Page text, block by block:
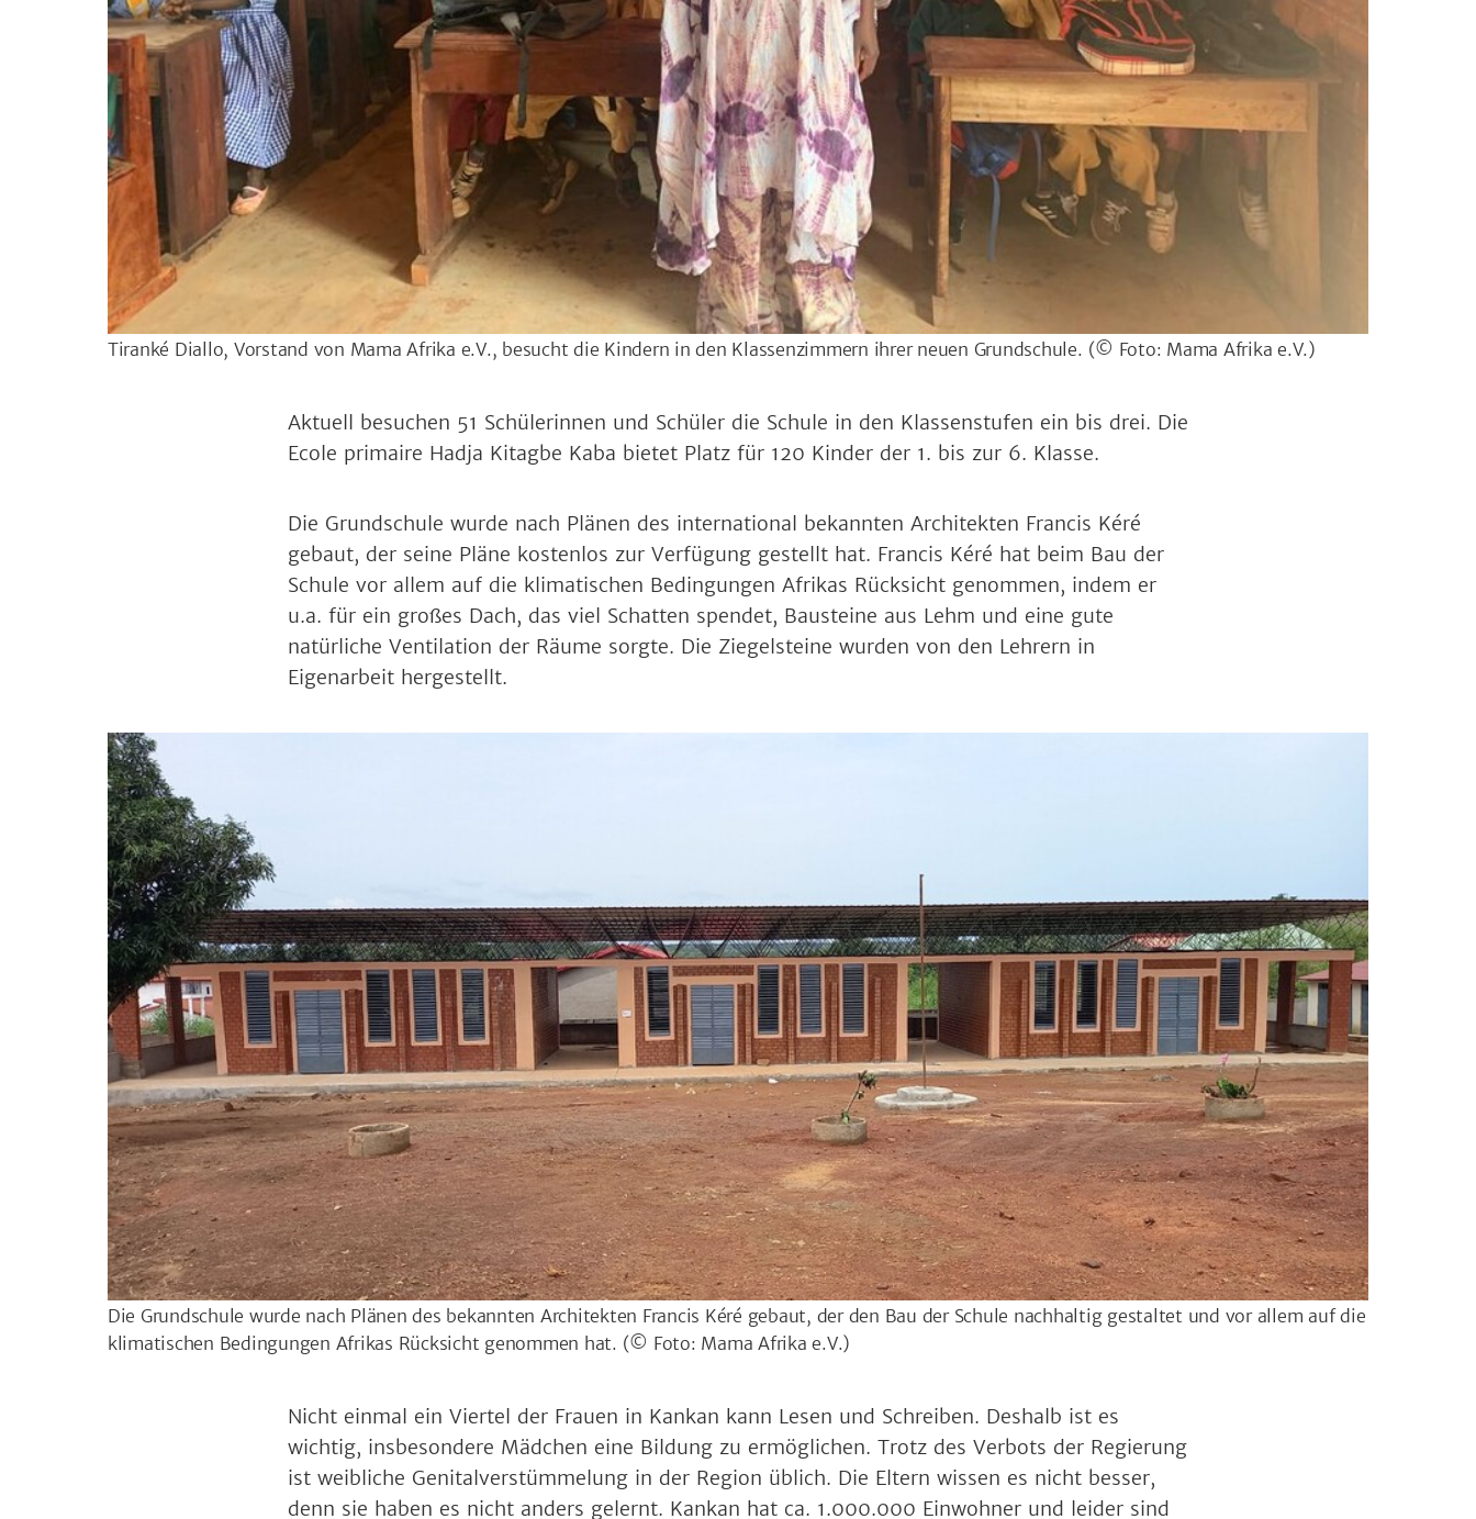
Tiranké Diallo, Vorstand von Mama Afrika e.V., besucht die Kindern in den Klassenzimmern ihrer neuen Grundschule. (© Foto: Mama Afrika e.V.)
Aktuell besuchen 51 Schülerinnen und Schüler die Schule in den Klassenstufen ein bis drei. Die
Ecole primaire Hadja Kitagbe Kaba bietet Platz für 120 Kinder der 1. bis zur 6. Klasse.
Die Grundschule wurde nach Plänen des international bekannten Architekten Francis Kéré
gebaut, der seine Pläne kostenlos zur Verfügung gestellt hat. Francis Kéré hat beim Bau der
Schule vor allem auf die klimatischen Bedingungen Afrikas Rücksicht genommen, indem er
u.a. für ein großes Dach, das viel Schatten spendet, Bausteine aus Lehm und eine gute
natürliche Ventilation der Räume sorgte. Die Ziegelsteine wurden von den Lehrern in
Eigenarbeit hergestellt.
Die Grundschule wurde nach Plänen des bekannten Architekten Francis Kéré gebaut, der den Bau der Schule nachhaltig gestaltet und vor allem auf die
klimatischen Bedingungen Afrikas Rücksicht genommen hat. (© Foto: Mama Afrika e.V.)
Nicht einmal ein Viertel der Frauen in Kankan kann Lesen und Schreiben. Deshalb ist es
wichtig, insbesondere Mädchen eine Bildung zu ermöglichen. Trotz des Verbots der Regierung
ist weibliche Genitalverstümmelung in der Region üblich. Die Eltern wissen es nicht besser,
denn sie haben es nicht anders gelernt. Kankan hat ca. 1.000.000 Einwohner und leider sind